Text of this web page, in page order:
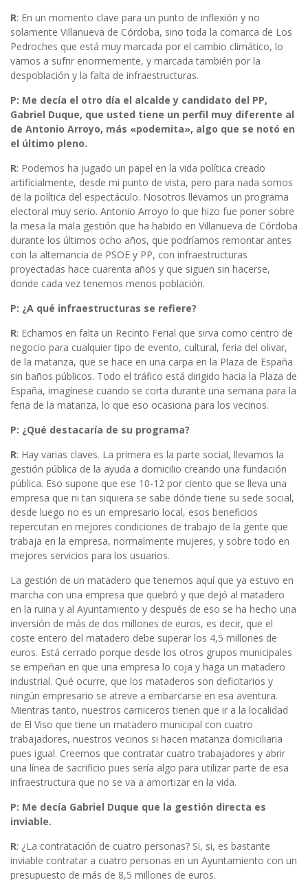
R: En un momento clave para un punto de inflexión y no
solamente Villanueva de Córdoba, sino toda la comarca de Los
Pedroches que está muy marcada por el cambio climático, lo
vamos a sufrir enormemente, y marcada también por la
despoblación y la falta de infraestructuras.
P: Me decía el otro día el alcalde y candidato del PP,
Gabriel Duque, que usted tiene un perfil muy diferente al
de Antonio Arroyo, más «podemita», algo que se notó en
el último pleno.
R: Podemos ha jugado un papel en la vida política creado
artificialmente, desde mi punto de vista, pero para nada somos
de la política del espectáculo. Nosotros llevamos un programa
electoral muy serio. Antonio Arroyo lo que hizo fue poner sobre
la mesa la mala gestión que ha habido en Villanueva de Córdoba
durante los últimos ocho años, que podríamos remontar antes
con la alternancia de PSOE y PP, con infraestructuras
proyectadas hace cuarenta años y que siguen sin hacerse,
donde cada vez tenemos menos población.
P: ¿A qué infraestructuras se refiere?
R: Echamos en falta un Recinto Ferial que sirva como centro de
negocio para cualquier tipo de evento, cultural, feria del olivar,
de la matanza, que se hace en una carpa en la Plaza de España
sin baños públicos. Todo el tráfico está dirigido hacia la Plaza de
España, imagínese cuando se corta durante una semana para la
feria de la matanza, lo que eso ocasiona para los vecinos.
P: ¿Qué destacaría de su programa?
R: Hay varias claves. La primera es la parte social, llevamos la
gestión pública de la ayuda a domicilio creando una fundación
pública. Eso supone que ese 10-12 por ciento que se lleva una
empresa que ni tan siquiera se sabe dónde tiene su sede social,
desde luego no es un empresario local, esos beneficios
repercutan en mejores condiciones de trabajo de la gente que
trabaja en la empresa, normalmente mujeres, y sobre todo en
mejores servicios para los usuarios.
La gestión de un matadero que tenemos aquí que ya estuvo en
marcha con una empresa que quebró y que dejó al matadero
en la ruina y al Ayuntamiento y después de eso se ha hecho una
inversión de más de dos millones de euros, es decir, que el
coste entero del matadero debe superar los 4,5 millones de
euros. Está cerrado porque desde los otros grupos municipales
se empeñan en que una empresa lo coja y haga un matadero
industrial. Qué ocurre, que los mataderos son deficitarios y
ningún empresario se atreve a embarcarse en esa aventura.
Mientras tanto, nuestros carniceros tienen que ir a la localidad
de El Viso que tiene un matadero municipal con cuatro
trabajadores, nuestros vecinos si hacen matanza domiciliaria
pues igual. Creemos que contratar cuatro trabajadores y abrir
una línea de sacrificio pues sería algo para utilizar parte de esa
infraestructura que no se va a amortizar en la vida.
P: Me decía Gabriel Duque que la gestión directa es
inviable.
R: ¿La contratación de cuatro personas? Si, si, es bastante
inviable contratar a cuatro personas en un Ayuntamiento con un
presupuesto de más de 8,5 millones de euros.